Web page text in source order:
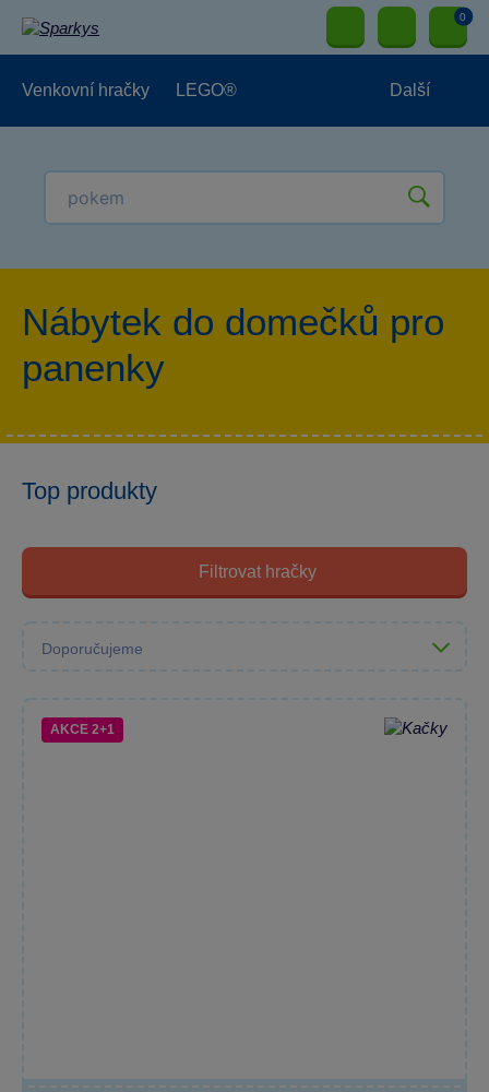
0
Venkovní hračky LEGO® Další
Nábytek do domečků pro
panenky
Top produkty
Filtrovat hračky
AKCE 2+1